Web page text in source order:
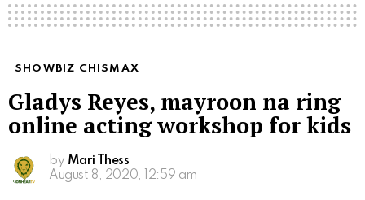
SHOWBIZ CHISMAX
Gladys Reyes, mayroon na ring
online acting workshop for kids
by Mari Thess
August 8, 2020, 12:59 am